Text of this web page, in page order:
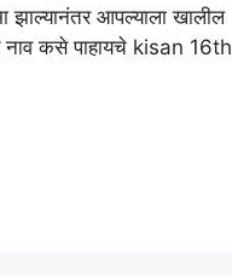
झाल्यानंतर आपल्याला खालील
नाव कसे पाहायचे kisan 16th